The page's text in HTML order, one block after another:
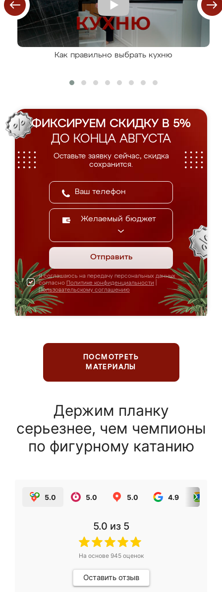
Как правильно выбрать кухню
ФИКСИРУЕМ СКИДКУ В 5%
ДО КОНЦА АВГУСТА
Оставьте заявку сейчас, скидка
сохранится.
Желаемый бюджет
Отправить
Я соглашаюсь на передачу персональных данных
согласно Политике конфиденциальности
Пользовательскому соглашению
ПОСМОТРЕТЬ
МАТЕРИАЛЫ
Держим планку
серьезнее, чем чемпионы
по фигурному катанию
5.0 5.0 5.0 4.9
5.0 из 5
На основе 945оценок
Оставить отзыв